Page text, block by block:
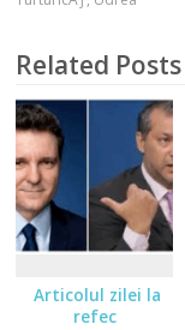
Related Posts
Articolul zilei la
refec